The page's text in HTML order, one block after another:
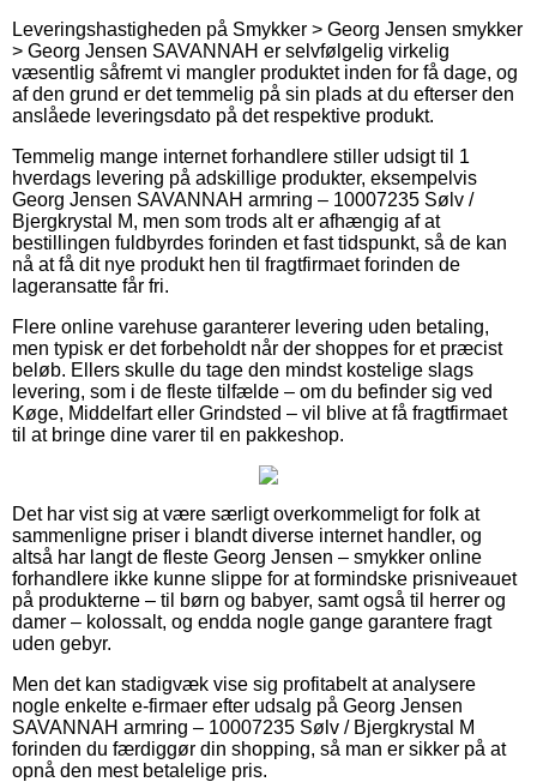
Leveringshastigheden på Smykker > Georg Jensen smykker
> Georg Jensen SAVANNAH er selvfølgelig virkelig
væsentlig såfremt vi mangler produktet inden for få dage, og
af den grund er det temmelig på sin plads at du efterser den
anslåede leveringsdato på det respektive produkt.
Temmelig mange internet forhandlere stiller udsigt til 1
hverdags levering på adskillige produkter, eksempelvis
Georg Jensen SAVANNAH armring – 10007235 Sølv /
Bjergkrystal M, men som trods alt er afhængig af at
bestillingen fuldbyrdes forinden et fast tidspunkt, så de kan
nå at få dit nye produkt hen til fragtfirmaet forinden de
lageransatte får fri.
Flere online varehuse garanterer levering uden betaling,
men typisk er det forbeholdt når der shoppes for et præcist
beløb. Ellers skulle du tage den mindst kostelige slags
levering, som i de fleste tilfælde – om du befinder sig ved
Køge, Middelfart eller Grindsted – vil blive at få fragtfirmaet
til at bringe dine varer til en pakkeshop.
Det har vist sig at være særligt overkommeligt for folk at
sammenligne priser i blandt diverse internet handler, og
altså har langt de fleste Georg Jensen – smykker online
forhandlere ikke kunne slippe for at formindske prisniveauet
på produkterne – til børn og babyer, samt også til herrer og
damer – kolossalt, og endda nogle gange garantere fragt
uden gebyr.
Men det kan stadigvæk vise sig profitabelt at analysere
nogle enkelte e-firmaer efter udsalg på Georg Jensen
SAVANNAH armring – 10007235 Sølv / Bjergkrystal M
forinden du færdiggør din shopping, så man er sikker på at
opnå den mest betalelige pris.